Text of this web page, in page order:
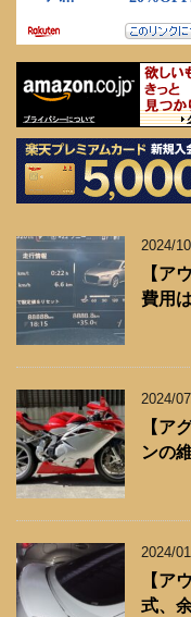
2024/
【ア
費用
2024/
【ア
ンの
2024/
【ア
式、